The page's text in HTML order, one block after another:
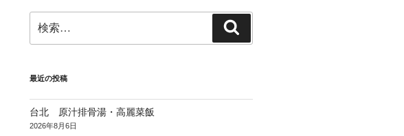
索:
索
最近の投稿
台北 原汁排骨湯・高麗菜飯
2026年8月6日